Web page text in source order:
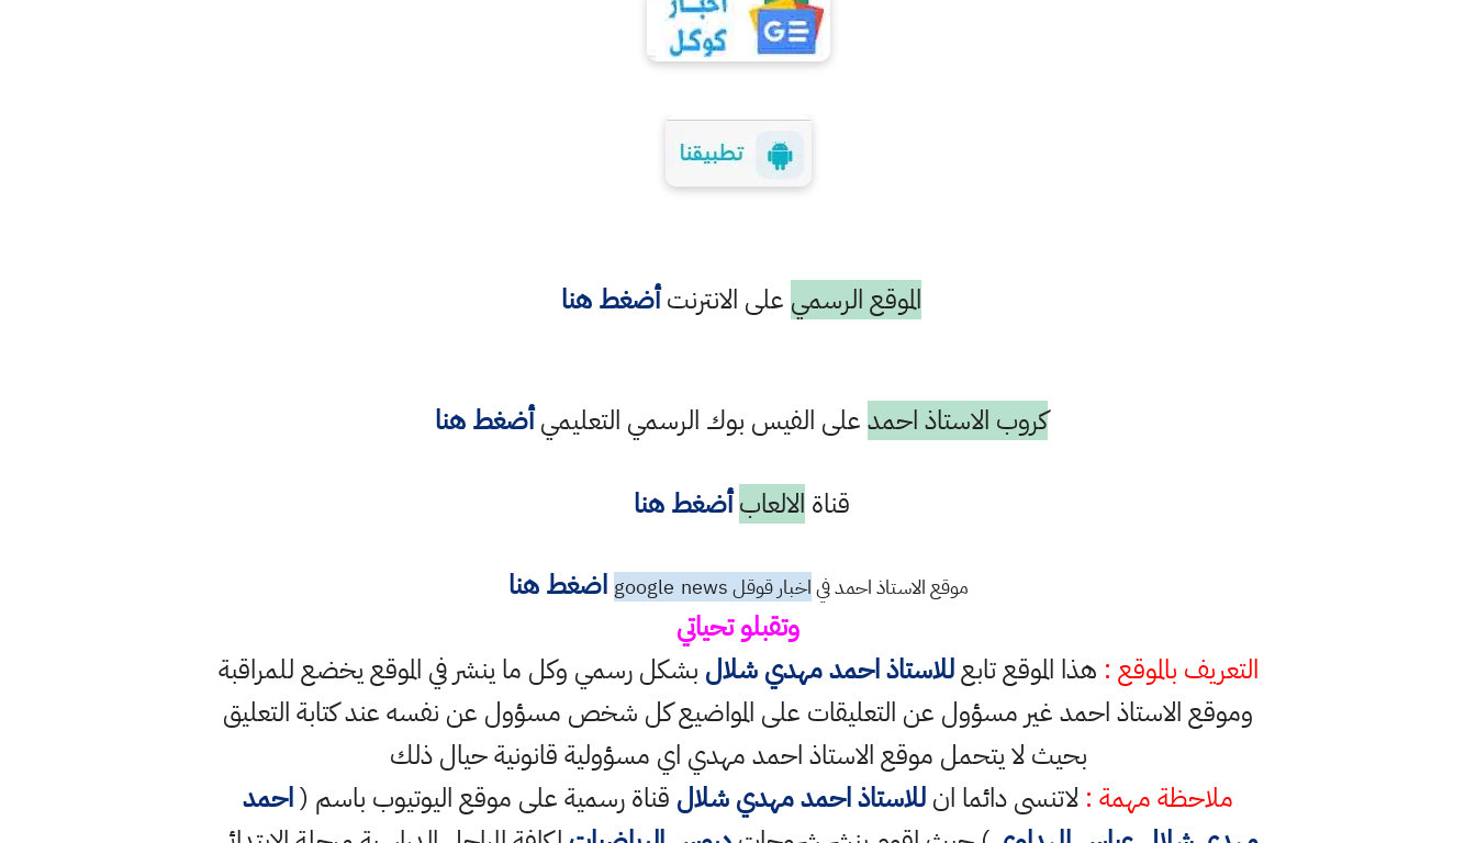
الموقع الرسمي على الانترنتأضغط هنا
كروب الاستاذ احمدعلى الفيس بوك الرسمي التعليميأضغط هنا
قناة الالعاب أضغط هنا
موقع الاستاذ احمد فياخبار قوقل googlenews
اضغط هنا
وتقبلو تحياتي
التعريف بالموقع : هذا الموقع تابعللاستاذ احمد مهدي شلال بشكل رسمي وكل ما ينشر في الموقع يخضع للمراقبة
وموقع الاستاذ احمد غير مسؤول عن التعليقات على المواضيع كل شخص مسؤول عن نفسه عند كتابة التعليق
بحيث لا يتحمل موقع الاستاذ احمد مهدي اي مسؤولية قانونية حيال ذلك
ملاحظة مهمة : لاتنسى دائما انللاستاذ احمد مهدي شلال قناة رسمية على موقع اليوتيوب باسم (احمد